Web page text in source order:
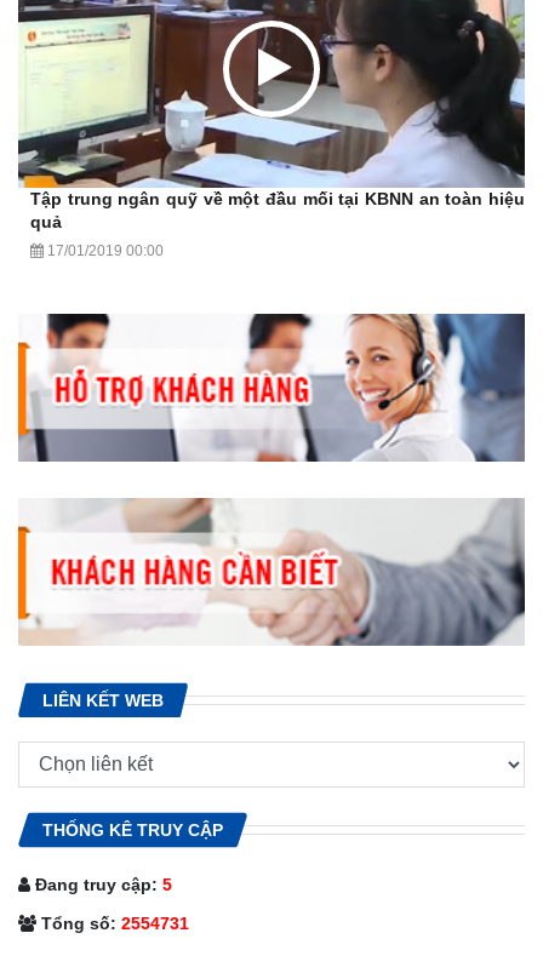
Tập trung ngân quỹ về một đầu mối tại KBNN an toàn hiệu
quả
17/01/2019 00:00
LIÊN KẾT WEB
THỐNG KÊ TRUY CẬP
Đang truy cập: 5
Tổng số: 2554731